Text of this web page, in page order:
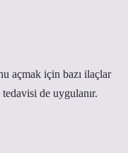
açmak için bazı ilaçlar
de uygulanır.